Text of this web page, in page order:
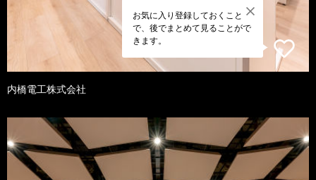
お気に入り登録しておくこと
で、後でまとめて見ることがで
きます。
内橋電工株式会社